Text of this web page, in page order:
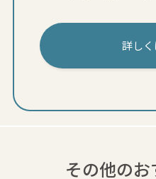
詳し
その他の